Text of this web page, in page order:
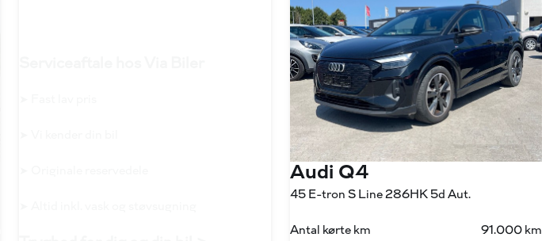
Audi Q4
45 E-tron S Line 286HK 5d Aut.
Antal kørte km
91.000 km